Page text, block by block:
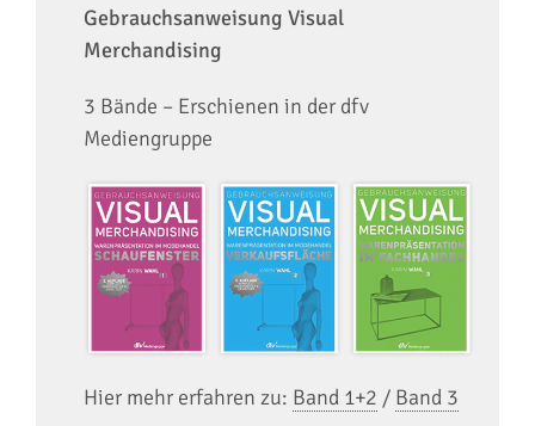
Gebrauchsanweisung Visual
Merchandising
3 Bände – Erschienen in der dfv
Mediengruppe
Hier mehr erfahren zu: Band 1+2 / Band 3